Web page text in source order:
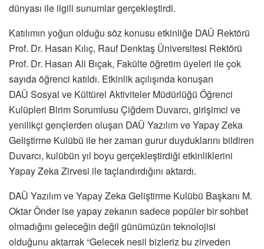
dünyası ile ilgili sunumlar gerçekleştirdi.
Katılımın yoğun olduğu söz konusu etkinliğe DAÜ Rektörü
Prof. Dr. Hasan Kılıç, Rauf Denktaş Üniversitesi Rektörü
Prof. Dr. Hasan Ali Bıçak, Fakülte öğretim üyeleri ile çok
sayıda öğrenci katıldı. Etkinlik açılışında konuşan
DAÜ Sosyal ve Kültürel Aktiviteler Müdürlüğü Öğrenci
Kulüpleri Birim Sorumlusu Çiğdem Duvarcı, girişimci ve
yenilikçi gençlerden oluşan DAÜ Yazılım ve Yapay Zeka
Geliştirme Kulübü ile her zaman gurur duyduklarını bildiren
Duvarcı, kulübün yıl boyu gerçekleştirdiği etkinliklerini
Yapay Zeka Zirvesi ile taçlandırdığını aktardı.
DAÜ Yazılım ve Yapay Zeka Geliştirme Kulübü Başkanı M.
Oktar Önder ise yapay zekanın sadece popüler bir sohbet
olmadığını geleceğin değil günümüzün teknolojisi
olduğunu aktarrak “Gelecek nesil bizleriz bu zirveden